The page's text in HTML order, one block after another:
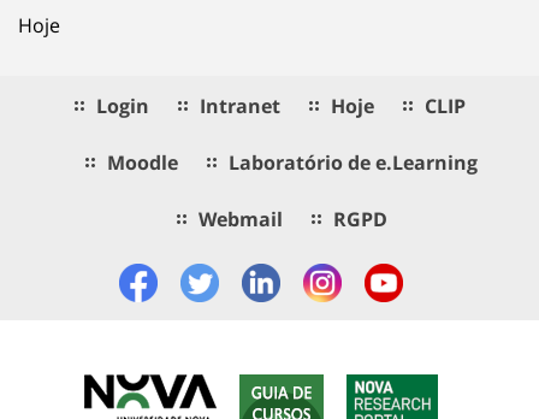
Hoje
Login Intranet Hoje CLIP
Moodle Laboratório de e.Learning
Webmail RGPD